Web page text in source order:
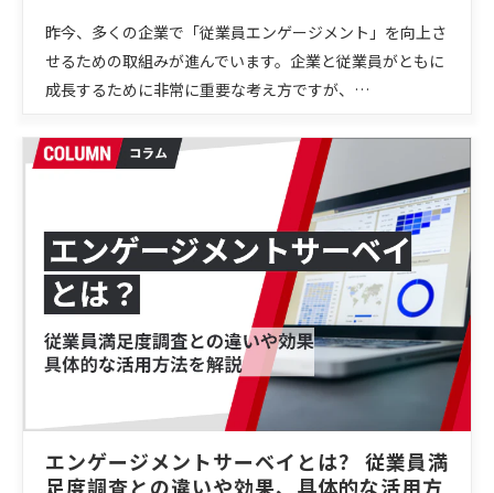
昨今、多くの企業で「従業員エンゲージメント」を向上さ
せるための取組みが進んでいます。企業と従業員がともに
成長するために非常に重要な考え方ですが、…
エンゲージメントサーベイとは？ 従業員満
足度調査との違いや効果、具体的な活用方